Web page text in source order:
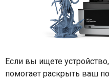
Если вы ищете
помогает раскрыть ваш